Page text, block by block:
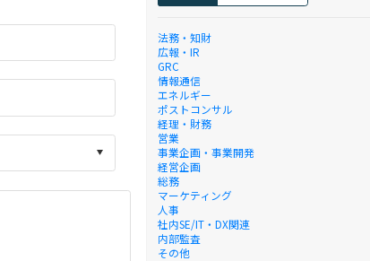
法務・知財
広報・IR
GRC
情報通信
エネルギー
ポストコンサル
経理・財務
営業
事業企画・事業開発
経営企画
総務
マーケティング
人事
社内SE/IT・DX関連
内部監査
その他